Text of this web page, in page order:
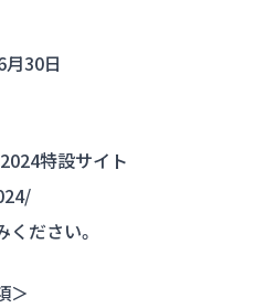
30日
特設サイト
ださい。
＞